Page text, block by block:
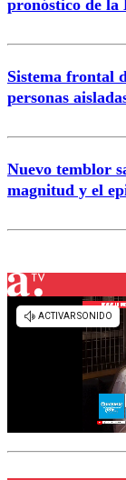
pronóstico de la
Sistema frontal
personas
Nuevo temblor
magnitud y el